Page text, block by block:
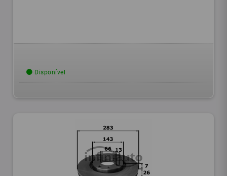
Disponível